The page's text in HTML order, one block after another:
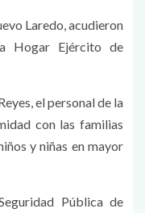
Laredo, acudieron
Hogar Ejército de
el personal de la
con las familias
y niñas en mayor
Pública de